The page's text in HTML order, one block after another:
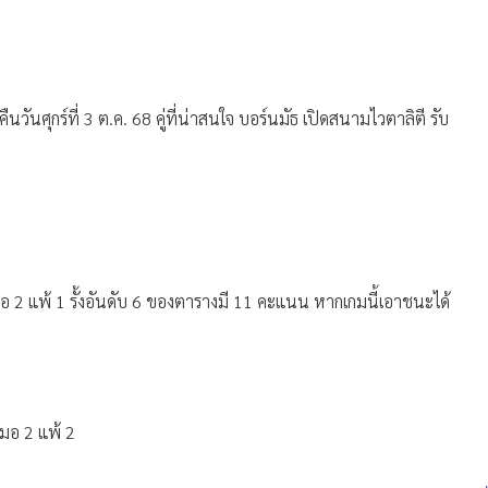
วันศุกร์ที่ 3 ต.ค. 68 คู่ที่น่าสนใจ บอร์นมัธ เปิดสนามไวตาลิตี รับ
2 แพ้ 1 รั้งอันดับ 6 ของตารางมี 11 คะแนน หากเกมนี้เอาชนะได้
อ 2 แพ้ 2